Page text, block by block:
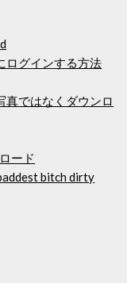
ログインする方法
真ではなくダウンロ
ード
bitch dirty